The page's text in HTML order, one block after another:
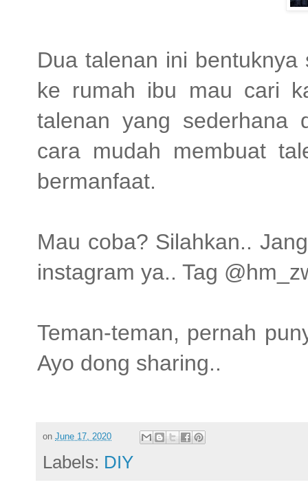
Dua talenan ini
ke rumah ibu mau cari
talenan yang sederhana
cara mudah membuat
bermanfaat.
Mau coba? Silahkan..
instagram ya.. Tag
Teman-teman, pernah
Ayo dong sharing..
on June 17, 2020
Labels: DIY